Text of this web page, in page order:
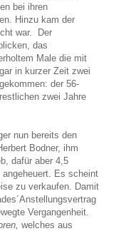
bei ihren
Hinzu kam der
war. Der
das
Male die mit
in kurzer Zeit zwei
der 56-
zwei Jahre
nun bereits den
Bodner, ihm
dafür aber 4,5
Es scheint
zu verkaufen. Damit
Vergangenheit.
welches aus